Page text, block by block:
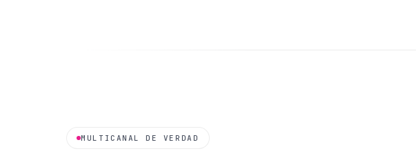
MULTICANAL DE VERDAD